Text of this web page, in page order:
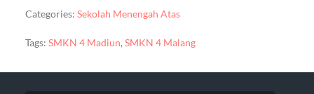
Categories: Sekolah Menengah Atas
Tags: SMKN 4 Madiun, SMKN 4 Malang